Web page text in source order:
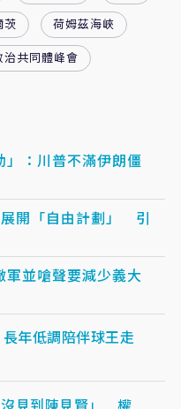
茨
荷姆茲海峽
治共同體峰會
」：川普不滿伊朗僵
展開「自由計劃」 引
並嗆聲要減少義大
年低調陪伴球王走
沒見到陳見賢」 權